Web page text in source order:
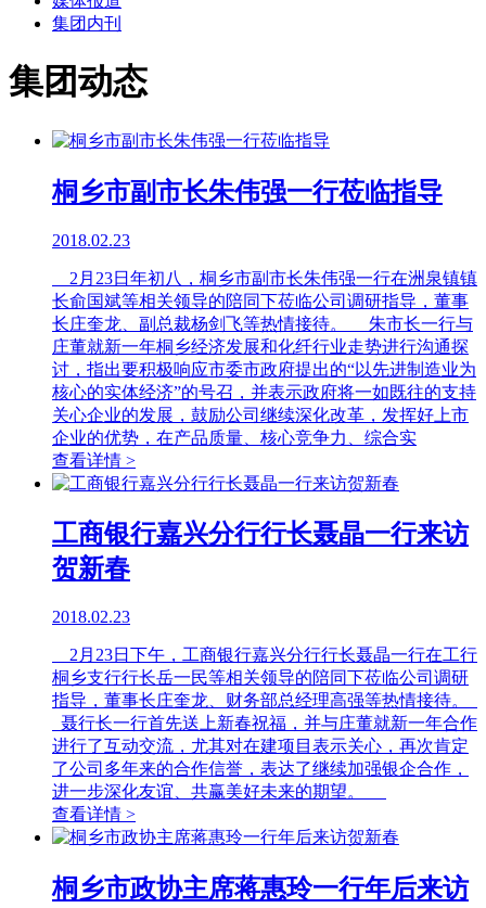
集团内刊
集团动态
桐乡市副市长朱伟强一行莅临指导
2018.02.23
2月23日年初八，桐乡市副市长朱伟强一行在洲泉镇镇
长俞国斌等相关领导的陪同下莅临公司调研指导，董事
长庄奎龙、副总裁杨剑飞等热情接待。 朱市长一行与
庄董就新一年桐乡经济发展和化纤行业走势进行沟通探
讨，指出要积极响应市委市政府提出的“以先进制造业为
核心的实体经济”的号召，并表示政府将一如既往的支持
关心企业的发展，鼓励公司继续深化改革，发挥好上市
企业的优势，在产品质量、核心竞争力、综合实
查看详情 >
工商银行嘉兴分行行长聂晶一行来访
贺新春
2018.02.23
2月23日下午，工商银行嘉兴分行行长聂晶一行在工行
桐乡支行行长岳一民等相关领导的陪同下莅临公司调研
指导，董事长庄奎龙、财务部总经理高强等热情接待。
聂行长一行首先送上新春祝福，并与庄董就新一年合作
进行了互动交流，尤其对在建项目表示关心，再次肯定
了公司多年来的合作信誉，表达了继续加强银企合作，
进一步深化友谊、共赢美好未来的期望。
查看详情 >
桐乡市政协主席蒋惠玲一行年后来访